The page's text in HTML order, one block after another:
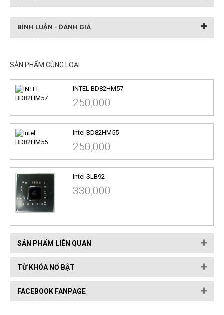
BÌNH LUẬN - ĐÁNH GIÁ
SẢN PHẨM CÙNG LOẠI
INTEL BD82HM57
250,000
Intel BD82HM55
250,000
Intel SLB92
330,000
SẢN PHẨM LIÊN QUAN
TỪ KHÓA NỔ BẬT
FACEBOOK FANPAGE